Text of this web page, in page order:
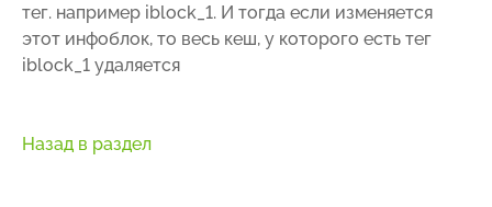
тег. например iblock_1. И тогда если изменяется
этот инфоблок, то весь кеш, у которого есть тег
iblock_1 удаляется
Назад в раздел